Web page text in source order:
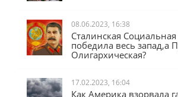
08.06.2023, 16:38
Сталинская
победила весь запад,а
Олигархическая?
17.02.2023, 16:04
Как Америка взорвала